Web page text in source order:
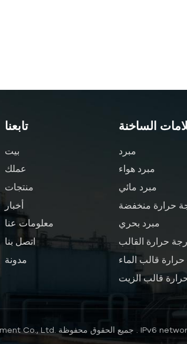
تابعنا
بيت
عملك
منتجات
أخبار
معلومات عنا
اتصل بنا
مدونة
الساخنة
مبرد
مبرد هواء
مبرد مائي
حرارة منخفضة
مبرد بحري
حرارة القالب
قالب الماء
قالب الزيت
IPv6